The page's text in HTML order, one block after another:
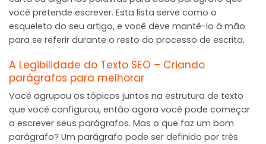
você pretende escrever. Esta lista serve como o
esqueleto do seu artigo, e você deve mantê-lo à mão
para se referir durante o resto do processo de escrita.
A Legibilidade do Texto SEO – Criando
parágrafos para melhorar
Você agrupou os tópicos juntos na estrutura de texto
que você configurou, então agora você pode começar
a escrever seus parágrafos. Mas o que faz um bom
parágrafo? Um parágrafo pode ser definido por três